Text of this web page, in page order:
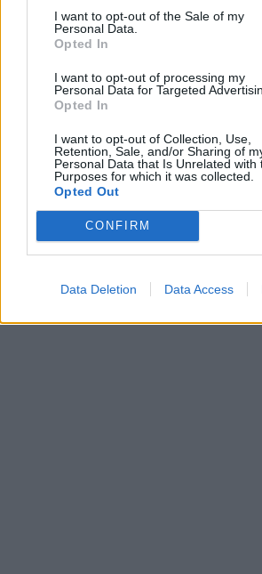
I want to opt-out of the Sale of my
Personal Data.
Opted In
I want to opt-out of processing my
Personal Data for Targeted
Opted In
I want to opt-out of Collection, Use,
Retention, Sale, and/or Sharing of
Personal Data that Is Unrelated with
Purposes for which it was collected.
Opted Out
CONFIRM
Data Deletion Data Access
ΤΕΜΠΗ